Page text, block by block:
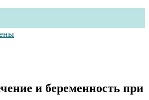
и беременность при